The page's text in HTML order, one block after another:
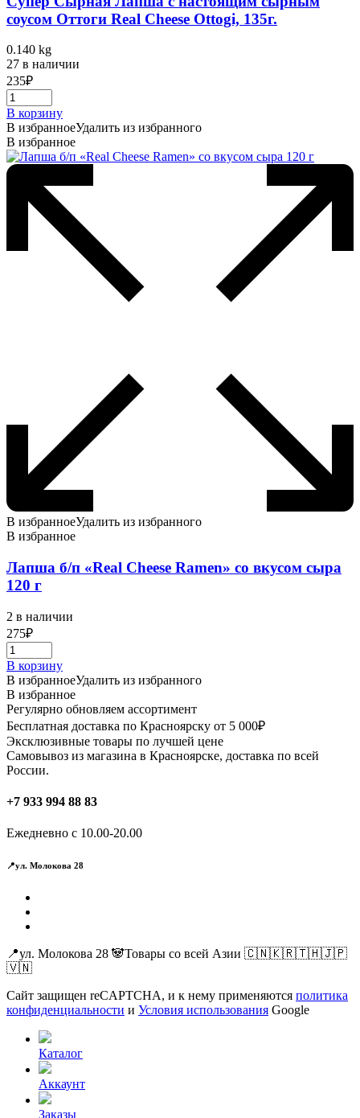
соусом Оттоги Real Cheese Ottogi, 135г.
0.140 kg
27 в наличии
235₽
В корзину
В избранноеУдалить из избранного
В избранное
В избранноеУдалить из избранного
В избранное
Лапша б/п «Real Cheese Ramen» со вкусом сыра
120 г
2 в наличии
275₽
В корзину
В избранноеУдалить из избранного
В избранное
Регулярно обновляем ассортимент
Бесплатная доставка по Красноярску от 5 000₽
Эксклюзивные товары по лучшей цене
Самовывоз из магазина в Красноярске, доставка по всей
России.
+7 933 994 88 83
Ежедневно с 10.00-20.00
📍ул. Молокова 28
📍ул. Молокова 28 🐼Товары со всей Азии 🇨🇳🇰🇷🇹🇭🇯🇵
🇻🇳
Сайт защищен reCAPTCHA, и к нему применяются политика
конфиденциальности и Условия использования Google
Каталог
Аккаунт
Заказы